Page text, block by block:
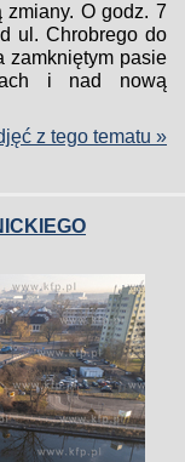
O godz. 7
ul. Chrobrego do
zamkniętym pasie
i nad nową
z tego tematu »